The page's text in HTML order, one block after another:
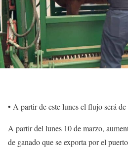
•⁠ ⁠A partir de este lunes el flujo será
A partir del lunes 10 de marzo,
de ganado que se exporta por el